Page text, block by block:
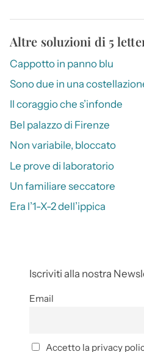
Altre soluzioni di 5
Cappotto in panno blu
Sono due in una
Il coraggio che s’infonde
Bel palazzo di Firenze
Non variabile, bloccato
Le prove di laboratorio
Un familiare seccatore
Era l’1-X-2 dell’ippica
Iscriviti alla nostra
Email
Accetto la privacy